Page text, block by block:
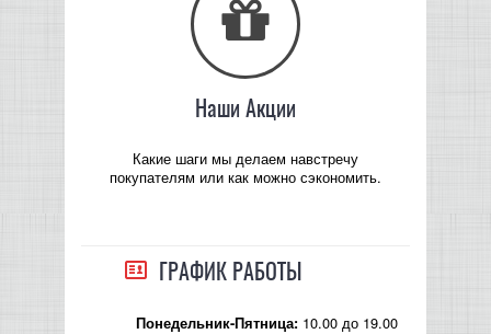
Наши Акции
Какие шаги мы делаем навстречу
покупателям или как можно сэкономить.
ГРАФИК РАБОТЫ
Понедельник-Пятница: 10.00 до 19.00